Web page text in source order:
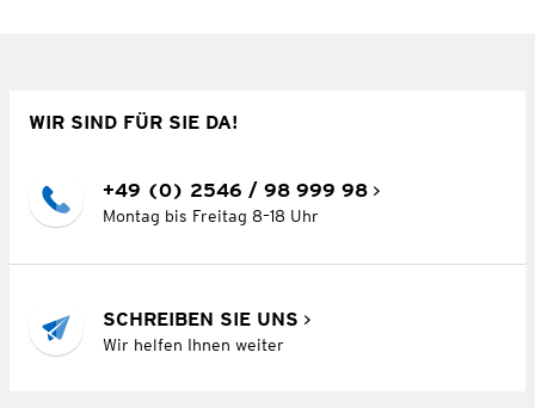
WIR SIND FÜR SIE DA!
+49 (0) 2546 / 98 999 98
Montag bis Freitag 8–18 Uhr
SCHREIBEN SIE UNS
Wir helfen Ihnen weiter